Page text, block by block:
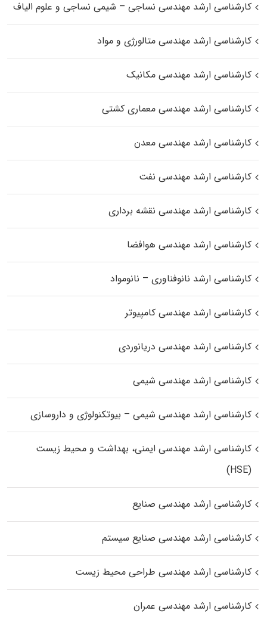
کارشناسی ارشد مهندسی نساجی – شیمی نساجی و علوم الیاف
کارشناسی ارشد مهندسی متالورژی و مواد
کارشناسی ارشد مهندسی مکانیک
کارشناسی ارشد مهندسی معماری کشتی
کارشناسی ارشد مهندسی معدن
کارشناسی ارشد مهندسی نفت
کارشناسی ارشد مهندسی نقشه برداری
کارشناسی ارشد مهندسی هوافضا
کارشناسی ارشد نانوفناوری – نانومواد
کارشناسی ارشد مهندسی کامپیوتر
کارشناسی ارشد مهندسی دریانوردی
کارشناسی ارشد مهندسی شیمی
کارشناسی ارشد مهندسی شیمی – بیوتکنولوژی و داروسازی
کارشناسی ارشد مهندسی ایمنی، بهداشت و محیط زیست
(HSE)
کارشناسی ارشد مهندسی صنایع
کارشناسی ارشد مهندسی صنایع سیستم
کارشناسی ارشد مهندسی طراحی محیط زیست
کارشناسی ارشد مهندسی عمران